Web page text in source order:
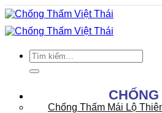
Tìm
kiếm:
Chống Thấm Mái Lộ